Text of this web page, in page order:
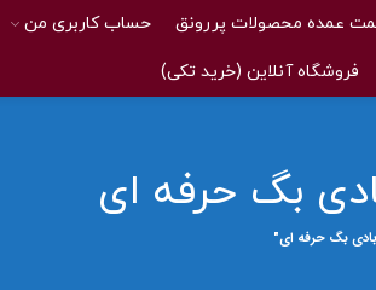
عمده محصولات پررونق حساب کاربری من
فروشگاه آنلاین (خرید تکی)
بگ حرفه ای
بگ حرفه ای"